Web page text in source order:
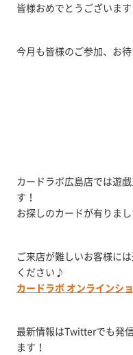
皆様おめでとうございます
今月も皆様のご参加、お
カードラボ広島店では遊
す！
お探しのカードが有りま
ご来店が難しいお客様に
ください♪
カードラボ オンラインシ
最新情報はTwitterでも発
ます！